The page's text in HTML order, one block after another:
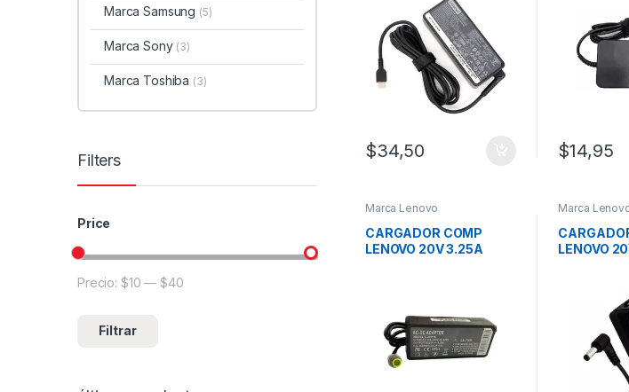
$34,50 $14,95
Marca Lenovo
CARGADOR COMP
LENOVO 20V 3.25A
Marca
LENOVO
Marca Samsung (5)
Marca Sony (3)
Marca Toshiba (3)
Filters
Price
Filtrar
Precio: $10 —$40